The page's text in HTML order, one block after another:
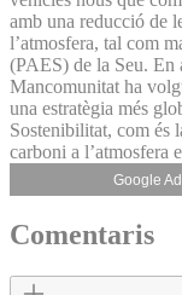
amb una reducció de
l’atmosfera, tal com
(PAES) de la Seu. En
Mancomunitat ha
una estratègia més
Sostenibilitat, com és
carboni a l’atmosfera
Google
Comentaris